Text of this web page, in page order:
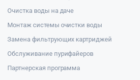
Очистка воды на даче
Монтаж системы очистки воды
Замена фильтрующих картриджей
Обслуживание пурифайеров
Партнерская программа